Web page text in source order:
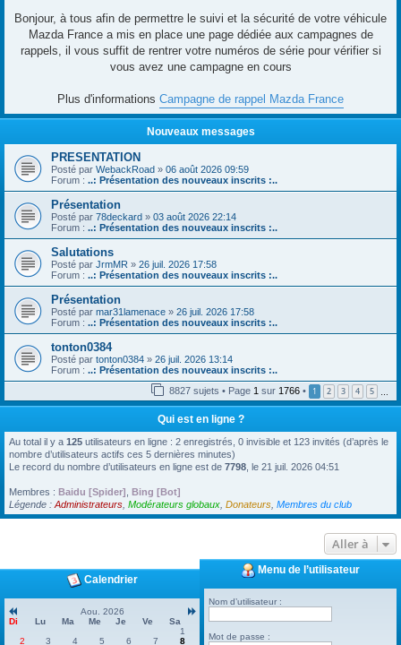
Bonjour, à tous afin de permettre le suivi et la sécurité de votre véhicule
Mazda France a mis en place une page dédiée aux campagnes de
rappels, il vous suffit de rentrer votre numéros de série pour vérifier si
vous avez une campagne en cours
Plus d'informations Campagne de rappel Mazda France
Nouveaux messages
PRESENTATION
Posté par WebackRoad » 06 août 2026 09:59
Forum : ..: Présentation des nouveaux inscrits :..
Présentation
Posté par 78deckard » 03 août 2026 22:14
Forum : ..: Présentation des nouveaux inscrits :..
Salutations
Posté par JrmMR » 26 juil. 2026 17:58
Forum : ..: Présentation des nouveaux inscrits :..
Présentation
Posté par mar31lamenace » 26 juil. 2026 17:58
Forum : ..: Présentation des nouveaux inscrits :..
tonton0384
Posté par tonton0384 » 26 juil. 2026 13:14
Forum : ..: Présentation des nouveaux inscrits :..
8827 sujets • Page 1 sur 1766 • 1 2 3 4 5
Qui est en ligne ?
Au total il y a 125 utilisateurs en ligne : 2 enregistrés, 0 invisible et 123 invités (d’après le
nombre d’utilisateurs actifs ces 5 dernières minutes)
Le record du nombre d’utilisateurs en ligne est de 7798 , le 21 juil. 2026 04:51
Membres : Baidu [Spider] Bing [Bot]
Légende : Administrateurs Modérateurs globaux Donateurs Membres du club
Aller à
Calendrier
Aou. 2026
Di
Lu Ma Me Je Ve
Sa
1
2
3 4 5 6 7
8
Menu de l’utilisateur
Nom d’utilisateur :
Mot de passe :